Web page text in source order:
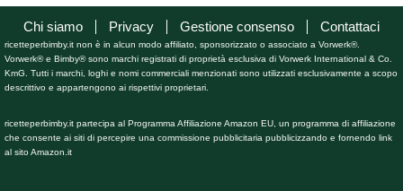
Chi siamo Privacy Gestione consenso Contattaci
ricetteperbimby.it non è in alcun modo affiliato, sponsorizzato o associato a Vorwerk®.
Vorwerk® e Bimby® sono marchi registrati di proprietà esclusiva di Vorwerk International & Co.
KmG. Tutti i marchi, loghi e nomi commerciali menzionati sono utilizzati esclusivamente a scopo
descrittivo e appartengono ai rispettivi proprietari.
ricetteperbimby.it partecipa al Programma Affiliazione Amazon EU, un programma di affiliazione
che consente ai siti di percepire una commissione pubblicitaria pubblicizzando e fornendo link
al sito Amazon.it